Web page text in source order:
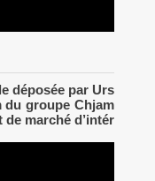
déposée par Urs
du groupe Chjam
marché d’intér